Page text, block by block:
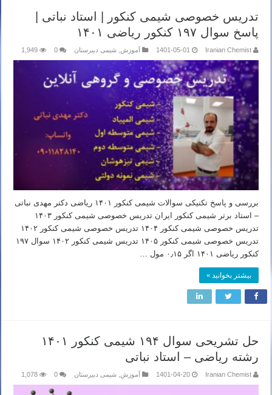
تدریس خصوصی شیمی کنکور | استاد نباتی |
پاسخ سوال ۱۹۷ کنکور ریاضی ۱۴۰۱
Iranian Chemist
1401-05-01 آموزش شیمی دبیرستان 0
1,949
بررسی و پاسخ تکنیکی سوالات شیمی کنکور ۱۴۰۱ ریاضی دکتر مهدی نباتی
– استاد برتر شیمی کنکور ایران تدریس خصوصی شیمی کنکور ۱۴۰۳
تدریس خصوصی شیمی کنکور ۱۴۰۴ تدریس خصوصی شیمی کنکور ۱۴۰۲
تدریس خصوصی شیمی کنکور ۱۴۰۵ تدریس شیمی کنکور ۱۴۰۲ سوال ۱۹۷
کنکور ریاضی ۱۴۰۱ اگر ۰٫۱۵ مول …
بیشتر بخوانید »
حل تشریحی سوال ۱۹۴ شیمی کنکور ۱۴۰۱
رشته ریاضی – استاد نباتی
Iranian Chemist
1401-04-20 آموزش شیمی دبیرستان 0
1,078